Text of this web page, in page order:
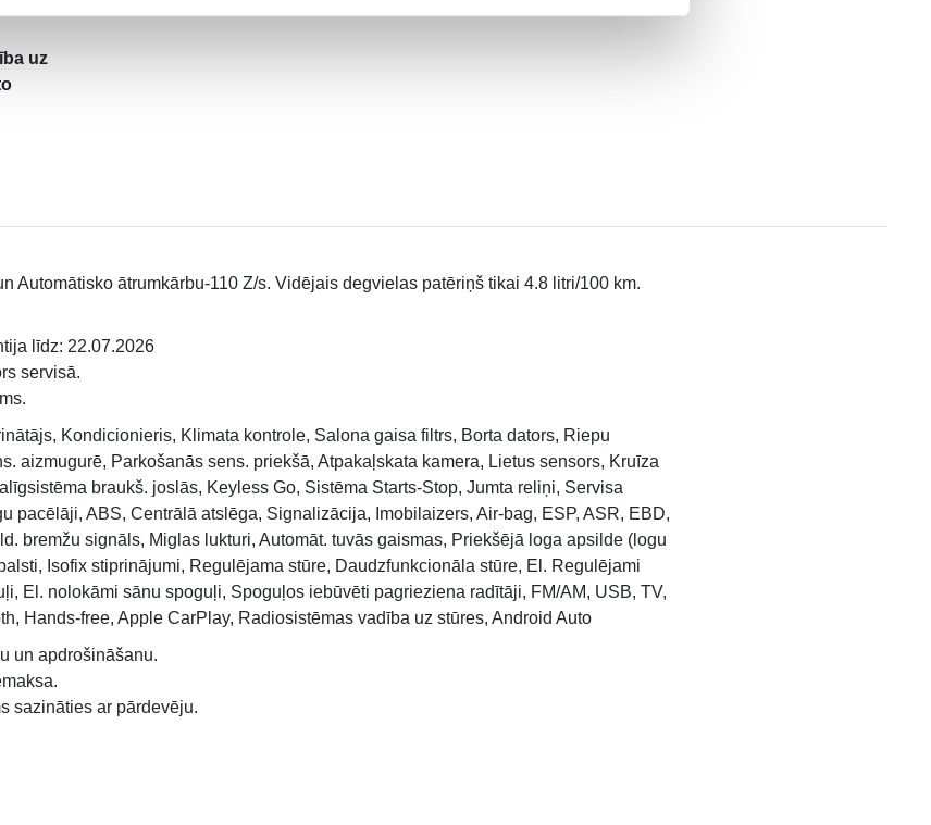
uz
Automātisko ātrumkārbu-110 Z/s. Vidējais degvielas patēriņš tikai 4.8 litri/100 km.
līdz: 22.07.2026
servisā.
Kondicionieris, Klimata kontrole, Salona gaisa filtrs, Borta dators, Riepu
aizmugurē, Parkošanās sens. priekšā, Atpakaļskata kamera, Lietus sensors, Kruīza
braukš. joslās, Keyless Go, Sistēma Starts-Stop, Jumta reliņi, Servisa
pacēlāji, ABS, Centrālā atslēga, Signalizācija, Imobilaizers, Air-bag, ESP, ASR, EBD,
bremžu signāls, Miglas lukturi, Automāt. tuvās gaismas, Priekšējā loga apsilde (logu
Isofix stiprinājumi, Regulējama stūre, Daudzfunkcionāla stūre, El. Regulējami
El. nolokāmi sānu spoguļi, Spoguļos iebūvēti pagrieziena radītāji, FM/AM, USB, TV,
Hands-free, Apple CarPlay, Radiosistēmas vadība uz stūres, Android Auto
un apdrošināšanu.
sazināties ar pārdevēju.